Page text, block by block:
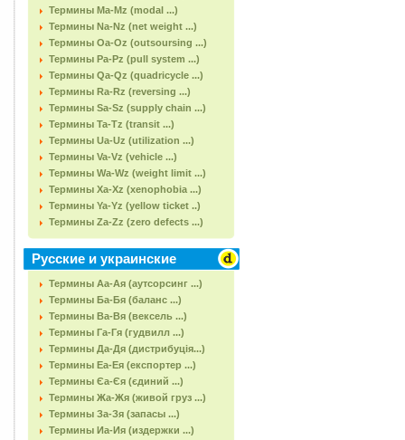
Термины Ma-Mz (modal ...)
Термины Na-Nz (net weight ...)
Термины Oa-Oz (outsoursing ...)
Термины Pa-Pz (pull system ...)
Термины Qa-Qz (quadricycle ...)
Термины Ra-Rz (reversing ...)
Термины Sa-Sz (supply chain ...)
Термины Ta-Tz (transit ...)
Термины Ua-Uz (utilization ...)
Термины Va-Vz (vehicle ...)
Термины Wa-Wz (weight limit ...)
Термины Xa-Xz (xenophobia ...)
Термины Ya-Yz (yellow ticket ..)
Термины Za-Zz (zero defects ...)
Русские и украинские
Термины Аа-Ая (аутсорсинг ...)
Термины Ба-Бя (баланс ...)
Термины Ва-Вя (вексель ...)
Термины Га-Гя (гудвилл ...)
Термины Да-Дя (дистрибуція...)
Термины Еа-Ея (експортер ...)
Термины Єа-Єя (єдиний ...)
Термины Жа-Жя (живой груз ...)
Термины За-Зя (запасы ...)
Термины Иа-Ия (издержки ...)